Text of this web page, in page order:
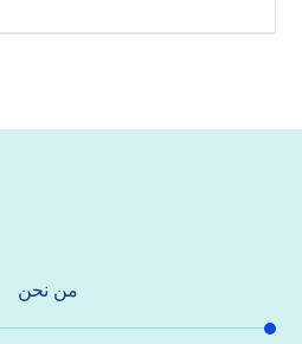
من نحن